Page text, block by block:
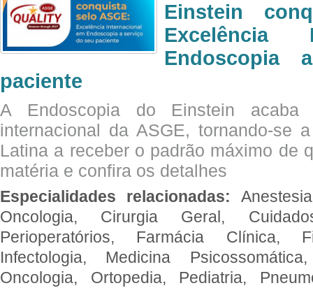
Einstein
Excelência
Endoscopia
paciente
A Endoscopia do Einstein
internacional da ASGE, tornando-se
Latina a receber o padrão máximo de
matéria e confira os detalhes
Especialidades relacionadas:
Oncologia, Cirurgia Geral,
Perioperatórios, Farmácia Clínica,
Infectologia, Medicina
Oncologia, Ortopedia, Pediatria,